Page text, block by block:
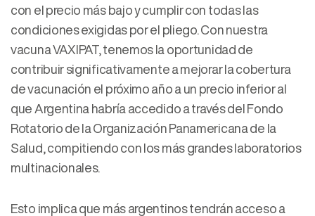
con el precio más bajo y cumplir con todas las
condiciones exigidas por el pliego. Con nuestra
vacuna VAXIPAT, tenemos la oportunidad de
contribuir significativamente a mejorar la cobertura
de vacunación el próximo año a un precio inferior al
que Argentina habría accedido a través del Fondo
Rotatorio de la Organización Panamericana de la
Salud, compitiendo con los más grandes laboratorios
multinacionales.
Esto implica que más argentinos tendrán acceso a